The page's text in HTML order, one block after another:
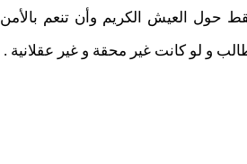
حول العيش الكريم وأن تنعم بالأمن
و لو كانت غير محقة و غير عقلانية .